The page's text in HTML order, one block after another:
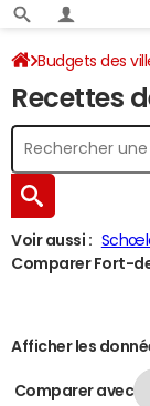
Budgets des
Recettes 2024
Recettes
Voir aussi :
Comparer Fort-
Afficher les
Comparer avec